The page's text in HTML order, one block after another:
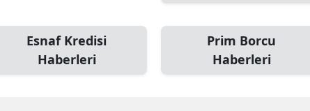
Çorum
Esnaf Kredisi
Haberleri
Prim Borcu
Haberleri